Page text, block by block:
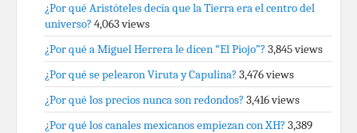
¿Por qué Aristóteles decía que la Tierra era el centro del
universo? 4,063 views
¿Por qué a Miguel Herrera le dicen “El Piojo”? 3,845 views
¿Por qué se pelearon Viruta y Capulina? 3,476 views
¿Por qué los precios nunca son redondos? 3,416 views
¿Por qué los canales mexicanos empiezan con XH? 3,389